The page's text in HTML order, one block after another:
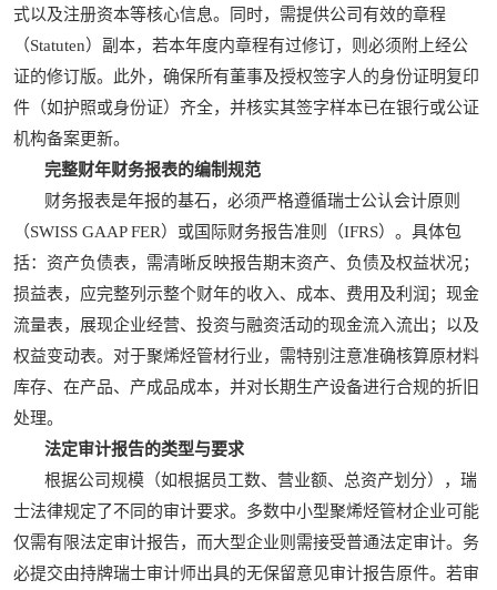
式以及注册资本等核心信息。同时，需提供公司有效的章程
（Statuten）副本，若本年度内章程有过修订，则必须附上经公
证的修订版。此外，确保所有董事及授权签字人的身份证明复印
件（如护照或身份证）齐全，并核实其签字样本已在银行或公证
机构备案更新。
完整财年财务报表的编制规范
财务报表是年报的基石，必须严格遵循瑞士公认会计原则
（SWISS GAAP FER）或国际财务报告准则（IFRS）。具体包
括：资产负债表，需清晰反映报告期末资产、负债及权益状况；
损益表，应完整列示整个财年的收入、成本、费用及利润；现金
流量表，展现企业经营、投资与融资活动的现金流入流出；以及
权益变动表。对于聚烯烃管材行业，需特别注意准确核算原材料
库存、在产品、产成品成本，并对长期生产设备进行合规的折旧
处理。
法定审计报告的类型与要求
根据公司规模（如根据员工数、营业额、总资产划分），瑞
士法律规定了不同的审计要求。多数中小型聚烯烃管材企业可能
仅需有限法定审计报告，而大型企业则需接受普通法定审计。务
必提交由持牌瑞士审计师出具的无保留意见审计报告原件。若审